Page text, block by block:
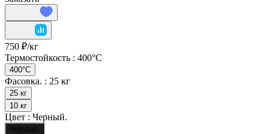
750 ₽/кг
Термостойкость : 400°C
400°C
Фасовка. : 25 кг
25 кг
10 кг
Цвет : Черный.
Черный.